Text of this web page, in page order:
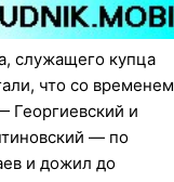
служащего купца
что со временем
Георгиевский и
— по
и дожил до